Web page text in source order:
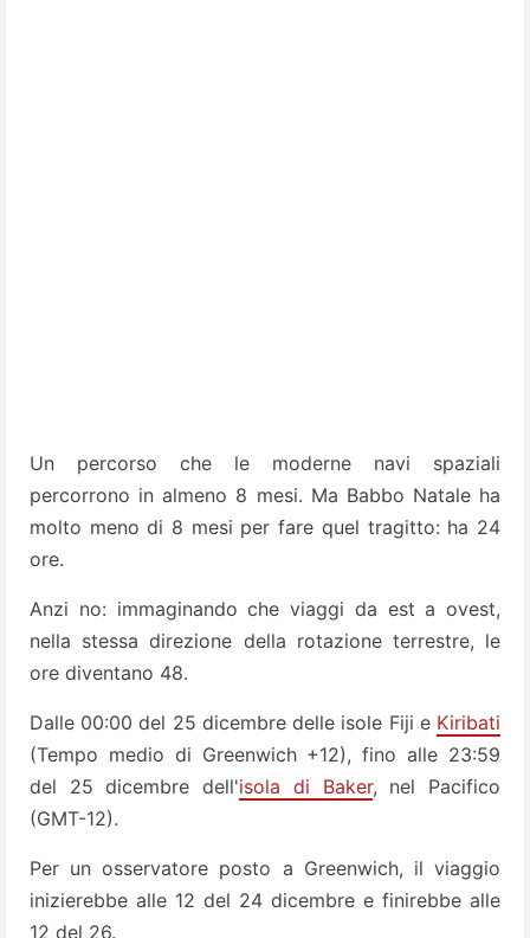
Un percorso che le moderne navi spaziali
percorrono in almeno 8 mesi. Ma Babbo Natale ha
molto me­no di 8 mesi per fare quel tragitto: ha 24
ore.
Anzi no: immaginando che viaggi da est a ovest,
nella stessa direzione della rotazione terrestre, le
ore diventano 48.
Dalle 00:00 del 25 dicembre delle isole Fiji e Ki­ribati
(Tempo medio di Greenwich +12), fino alle 23:59
del 25 dicembre dell'isola di Baker, nel Pacifico
(GMT-12).
Per un osservatore posto a Greenwich, il viaggio
inizierebbe alle 12 del 24 dicembre e fi­nirebbe alle
12 del 26.